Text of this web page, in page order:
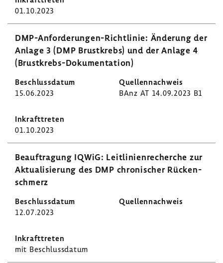
01.10.2023
DMP-​Anforderungen-Richtlinie: Ände­rung der
Anlage 3 (DMP Brust­krebs) und der Anlage 4
(Brustkrebs-​Dokumentation)
15.06.2023 BAnz AT 14.09.2023 B1
01.10.2023
Beauf­tra­gung IQWiG: Leit­li­ni­en­re­cherche zur
Aktua­li­sie­rung des DMP chro­ni­scher Rücken­
schmerz
12.07.2023
mit Beschluss­datum